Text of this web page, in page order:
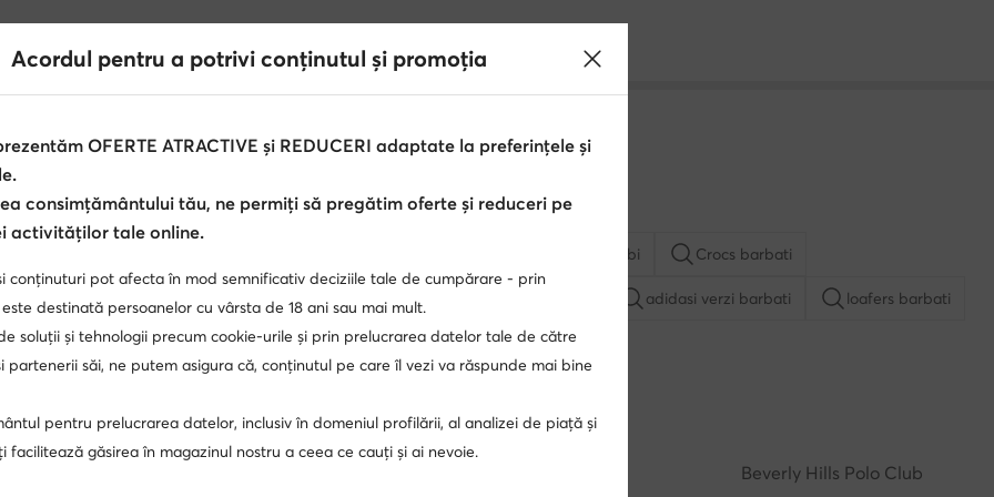
pantofi albi Crocs barbati
Hills Polo Club barbati pantofi negri barbati adidasi verzi barbati loafers barbati
inalti barbati adidasi maro barbati Nike Dunk Low adidasi G-Star RAW barbati
Beverly Hills Polo Club
Acordul pentru a potrivi conținutul și promoția
OFERTE ATRACTIVE și REDUCERI adaptate la preferințele și
consimțământului tău, ne permiți să pregătim oferte și reduceri pe
activităților tale online.
conținuturi pot afecta în mod semnificativ deciziile tale de cumpărare - prin
destinată persoanelor cu vârsta de 18 ani sau mai mult.
soluții și tehnologii precum cookie-urile și prin prelucrarea datelor tale de către
partenerii săi, ne putem asigura că, conținutul pe care îl vezi va răspunde mai bine
pentru prelucrarea datelor, inclusiv în domeniul profilării, al analizei de piață și
facilitează găsirea în magazinul nostru a ceea ce cauți și ai nevoie.